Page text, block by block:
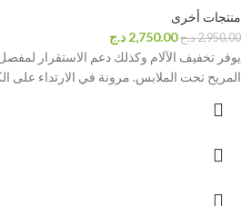
منتجات أخرى
2,950.00د.ج 2,750.00 د.ج
يوفر تخفيف الآلام وكذلك دعم الاستقرار
المريح تحت الملابس. مرونة في الارتداء على